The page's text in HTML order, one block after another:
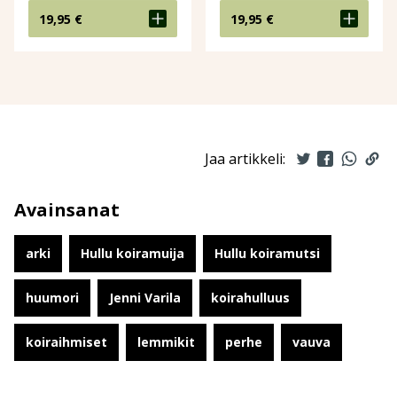
19,95 € 19,95 €
Jaa artikkeli:
Avainsanat
arki Hullu koiramuija Hullu koiramutsi
huumori Jenni Varila koirahulluus
koiraihmiset lemmikit perhe vauva